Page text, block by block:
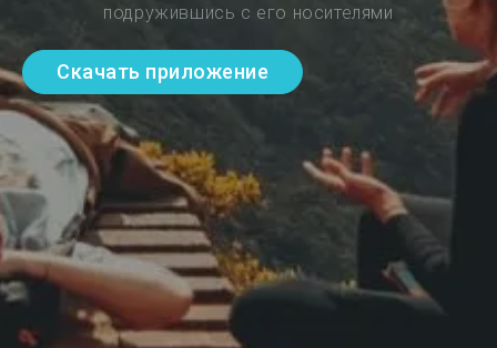
подружившись с его носителями
Скачать приложение